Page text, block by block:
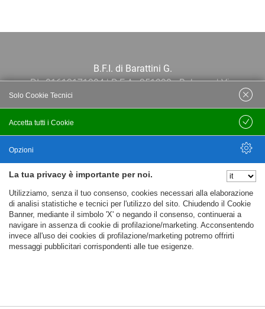
B.F.I. di Barattini G.
P.I.: 01613171204 | R.E.A.: 351290 - Bologna | Via
Po 13E, 40139, Bologna | Telefono: 051
444638 | Email: bfi@bfi.bo.it
Privacy policy
Cookie policy
La tua privacy è importante per noi.
Utilizziamo, senza il tuo consenso, cookies necessari alla elaborazione
di analisi statistiche e tecnici per l'utilizzo del sito. Chiudendo il Cookie
Banner, mediante il simbolo 'X' o negando il consenso, continuerai a
navigare in assenza di cookie di profilazione/marketing. Acconsentendo
invece all'uso dei cookies di profilazione/marketing potremo offrirti
messaggi pubblicitari corrispondenti alle tue esigenze.
Accetta tutti i Cookie
Solo Cookie Tecnici
Salva
Opzioni
Nascondi Opzioni